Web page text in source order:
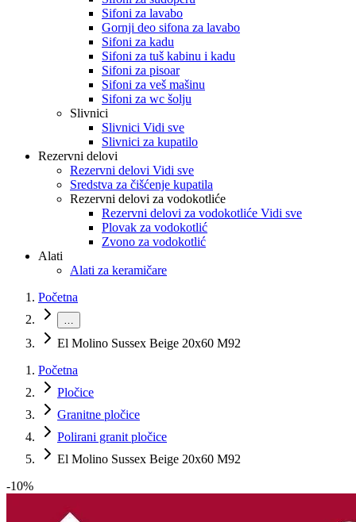
Sifoni za lavabo
Gornji deo sifona za lavabo
Sifoni za kadu
Sifoni za tuš kabinu i kadu
Sifoni za pisoar
Sifoni za veš mašinu
Sifoni za wc šolju
Slivnici
Slivnici Vidi sve
Slivnici za kupatilo
Rezervni delovi
Rezervni delovi Vidi sve
Sredstva za čišćenje kupatila
Rezervni delovi za vodokotliće
Rezervni delovi za vodokotliće Vidi sve
Plovak za vodokotlić
Zvono za vodokotlić
Alati
Alati za keramičare
Početna
…
El Molino Sussex Beige 20x60 M92
Početna
Pločice
Granitne pločice
Polirani granit pločice
El Molino Sussex Beige 20x60 M92
-10%